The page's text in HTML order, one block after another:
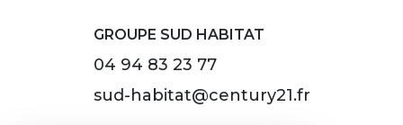
GROUPE SUD HABITAT
04 94 83 23 77
sud-habitat@century21.fr